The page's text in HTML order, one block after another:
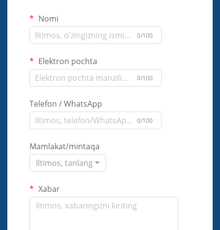
Nomi
0/100
Elektron pochta
0/100
Telefon / WhatsApp
0/100
Mamlakat/mintaqa
Iltimos, tanlang
Xabar